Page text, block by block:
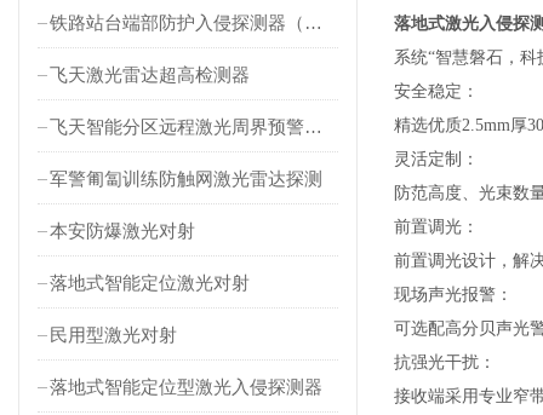
铁路站台端部防护入侵探测器（对射式）
飞天激光雷达超高检测器
飞天智能分区远程激光周界预警雷达
军警匍匐训练防触网激光雷达探测
本安防爆激光对射
落地式智能定位激光对射
民用型激光对射
落地式智能定位型激光入侵探测器
落地式激光入侵探
系统“智慧磐石，
安全稳定：
精选优质2.5mm厚
灵活定制：
防范高度、光束数
前置调光 ：
前置调光设计， 解
现场声光报警 ：
可选配高分贝声光
抗强光干扰 ：
接收端采用专业窄